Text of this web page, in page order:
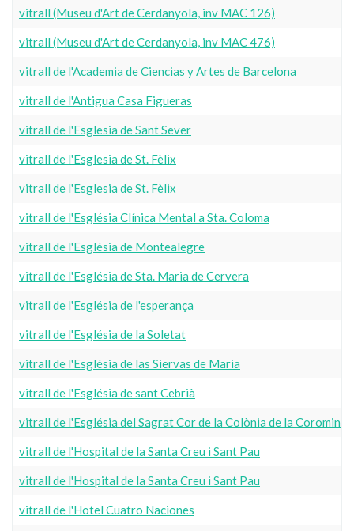
vitrall (Museu d'Art de Cerdanyola, inv MAC 126)
vitrall (Museu d'Art de Cerdanyola, inv MAC 476)
vitrall de l'Academia de Ciencias y Artes de Barcelona
vitrall de l'Antigua Casa Figueras
vitrall de l'Esglesia de Sant Sever
vitrall de l'Esglesia de St. Fèlix
vitrall de l'Esglesia de St. Fèlix
vitrall de l'Església Clínica Mental a Sta. Coloma
vitrall de l'Església de Montealegre
vitrall de l'Església de Sta. Maria de Cervera
vitrall de l'Església de l'esperança
vitrall de l'Església de la Soletat
vitrall de l'Església de las Siervas de Maria
vitrall de l'Església de sant Cebrià
vitrall de l'Església del Sagrat Cor de la Colònia de la Coromina
vitrall de l'Hospital de la Santa Creu i Sant Pau
vitrall de l'Hospital de la Santa Creu i Sant Pau
vitrall de l'Hotel Cuatro Naciones